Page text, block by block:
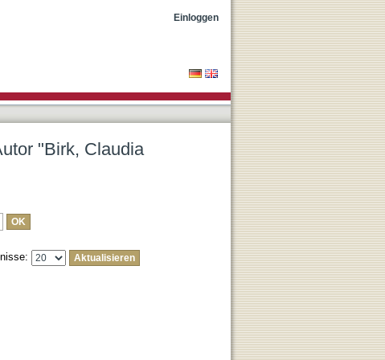
Einloggen
"Birk, Claudia